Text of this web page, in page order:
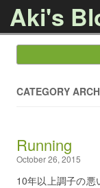
Aki's
CATEGORY
Running
October 26, 2015
10年以上調子の悪